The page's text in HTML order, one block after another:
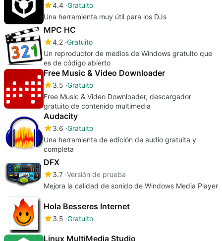
4.4 Gratuito
Una herramienta muy útil para los DJs
MPC HC
4.2 Gratuito
Un reproductor de medios de Windows gratuito que
es de código abierto
Free Music & Video Downloader
3.5 Gratuito
Free Music & Video Downloader, descargador
gratuito de contenido multimedia
Audacity
3.6 Gratuito
Una herramienta de edición de audio gratuita y
completa
DFX
3.7 Versión de prueba
Mejora la calidad de sonido de Windows Media Player
Hola Besseres Internet
3.5 Gratuito
Linux MultiMedia Studio